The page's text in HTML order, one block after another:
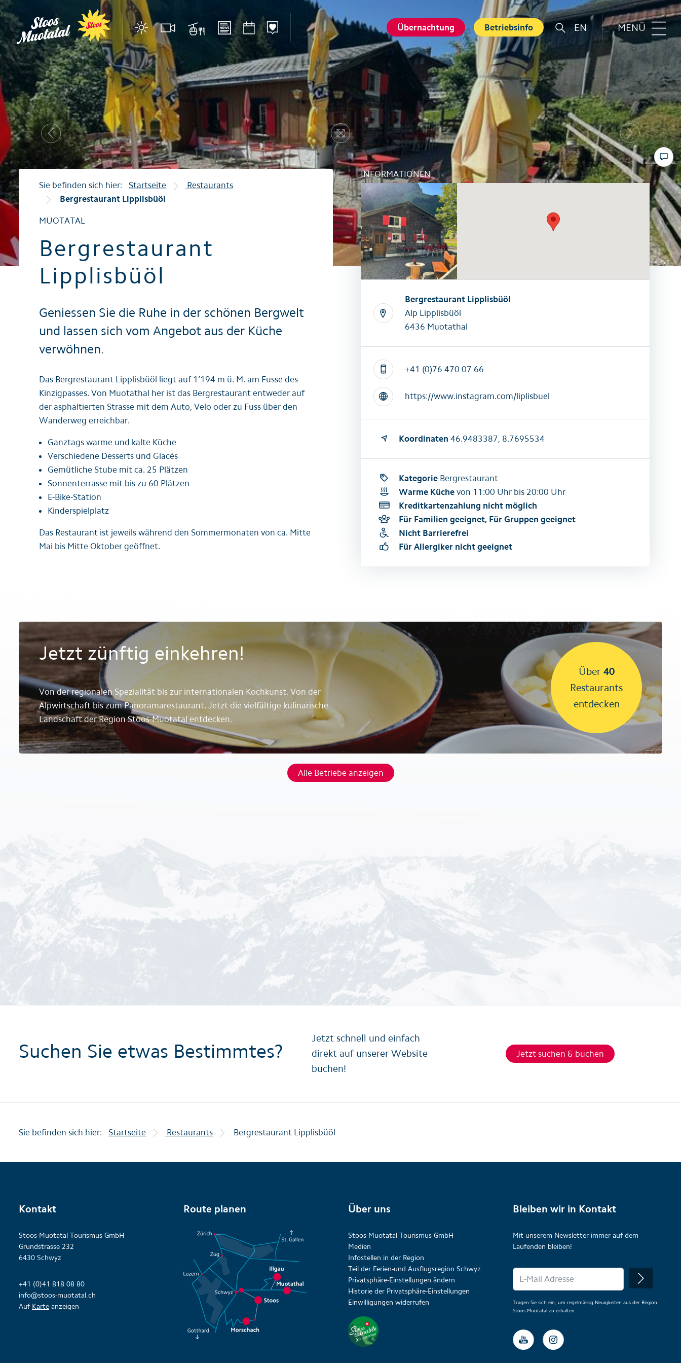
MENÜ
EN
Betriebsinfo
Übernachtung
Region
Stoos
Muotathal
Morschach
Illgau
Unterkünfte
Restaurants
Tipps für Feriengäste
Broschüren / Prospekte
Bergbahnen
Stoosbahnen
Luftseilbahn Illgau–Ried
Luftseilbahn Illgau–St. Karl
Luftseilbahn Sahli-Glattalp
Sommer
Wandern
Aktivitätenkarte
Husky-Erlebnisse
Höhlenerlebnis Hölloch
Golfplatz Axenstein
Gruppen & Seminare
Wellness und Spa
Top 6 Sommererlebnisse
Alle Sommeraktivitäten
Winter
Wintersport
Aktivitätenkarte
Husky-Erlebnisse
Höhlenerlebnis Hölloch
Sport- & Rental Shops
Gruppen & Seminare
Wellness und Spa
Top 6 Wintererlebnisse
Alle Winteraktivitäten
Familie
Top 6 Familienerlebnisse
Sommer
Swiss Holiday Park
Husky-Erlebnisse für Kinder
Wandern mit Kindern
Top 6 Familienerlebnisse
Skifahren mit Kindern
Previous Resize
Next
Sie befinden sich hier: Startseite
Restaurants
Bergrestaurant Lipplisbüöl
MUOTATAL
Bergrestaurant
Lipplisbüöl
Geniessen Sie die Ruhe in der schönen Bergwelt
und lassen sich vom Angebot aus der Küche
verwöhnen.
Das Bergrestaurant Lipplisbüöl liegt auf 1’194 m ü. M. am Fusse des
Kinzigpasses. Von Muotathal her ist das Bergrestaurant entweder auf
der asphaltierten Strasse mit dem Auto, Velo oder zu Fuss über den
Wanderweg erreichbar.
Ganztags warme und kalte Küche
Verschiedene Desserts und Glacés
Gemütliche Stube mit ca. 25 Plätzen
Sonnenterrasse mit bis zu 60 Plätzen
E-Bike-Station
Kinderspielplatz
Das Restaurant ist jeweils während den Sommermonaten von ca. Mitte
Mai bis Mitte Oktober geöffnet.
INFORMATIONEN
Bergrestaurant Lipplisbüöl
Alp Lipplisbüöl
6436 Muotathal
+41 (0)76 470 07 66
https://www.instagram.com/liplisbuel
Koordinaten 46.9483387, 8.7695534
Kategorie Bergrestaurant
Warme Küche von 11:00 Uhr bis 20:00 Uhr
Kreditkartenzahlung nicht möglich
Für Familien geeignet, Für Gruppen geeignet
Nicht Barrierefrei
Für Allergiker nicht geeignet
Jetzt zünftig einkehren!
Von der regionalen Spezialität bis zur internationalen Kochkunst. Von der
Alpwirtschaft bis zum Panoramarestaurant. Jetzt die vielfältige kulinarische
Landschaft der Region Stoos-Muotatal entdecken.
Über 40
Restaurants
entdecken
Alle Betriebe anzeigen
Suchen Sie etwas Bestimmtes?
Jetzt schnell und einfach
direkt auf unserer Website
buchen!
Jetzt suchen & buchen
Sie befinden sich hier: Startseite Restaurants Bergrestaurant Lipplisbüöl
Kontakt
Stoos-Muotatal Tourismus GmbH
Grundstrasse 232
6430 Schwyz
+41 (0)41 818 08 80
info@stoos-muotatal.ch
Auf Karte anzeigen
Route planen Über uns
Stoos-Muotatal Tourismus GmbH
Medien
Infostellen in der Region
Teil der Ferien-und Ausflugsregion Schwyz
Privatsphäre-Einstellungen ändern
Historie der Privatsphäre-Einstellungen
Einwilligungen widerrufen
Bleiben wir in Kontakt
Mit unserem Newsletter immer auf dem
Laufenden bleiben!
Tragen Sie sich ein, um regelmässig Neuigkeiten aus der Region
Stoos-Muotatal zu erhalten.